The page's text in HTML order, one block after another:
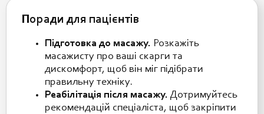
Поради для пацієнтів
Підготовка до масажу. Розкажіть
масажисту про ваші скарги та
дискомфорт, щоб він міг підібрати
правильну техніку.
Реабілітація після масажу. Дотримуйтесь
рекомендацій спеціаліста, щоб закріпити